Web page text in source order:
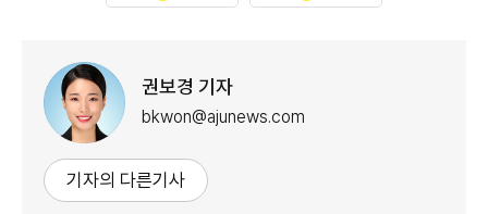
권보경 기자
bkwon@ajunews.com
기자의 다른기사